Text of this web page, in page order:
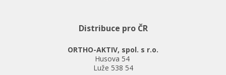
Distribuce pro ČR
ORTHO-AKTIV, spol. s r.o.
Husova 54
Luže 538 54